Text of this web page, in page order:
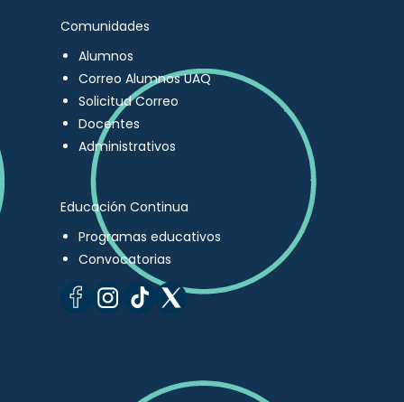
Comunidades
Alumnos
Correo Alumnos UAQ
Solicitud Correo
Docentes
Administrativos
Educación Continua
Programas educativos
Convocatorias